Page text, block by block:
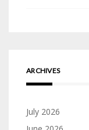
ARCHIVES
July 2026